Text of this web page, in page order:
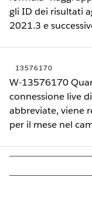
gli ID dei risultati
2021.3 e
13576170
W-13576170
connessione live
abbreviate, viene
per il mese nel